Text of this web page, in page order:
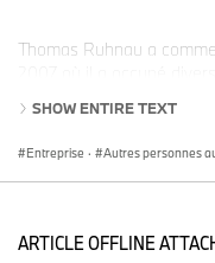
Thomas Ruhnau a
décembre 2018, il a été
sein de BMW Group
De nationalité allemande,
SHOW ENTIRE TEXT
Entreprise · Autres personnes
ARTICLE OFFLINE